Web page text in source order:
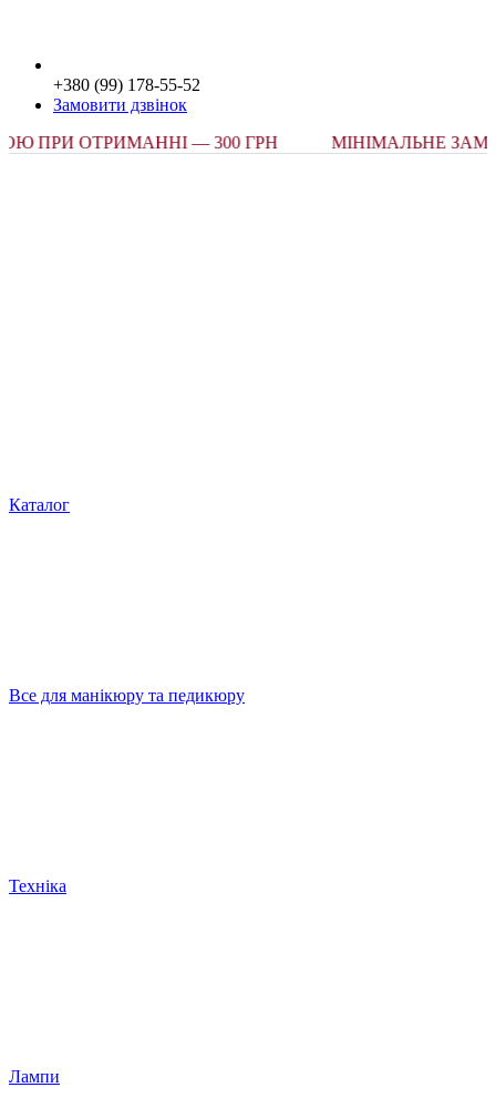
+380 (99) 178-55-52
Замовити дзвінок
ОТРИМАННІ — 300 ГРН
МІНІМАЛЬНЕ
Каталог
Все для манікюру та педикюру
Техніка
Лампи